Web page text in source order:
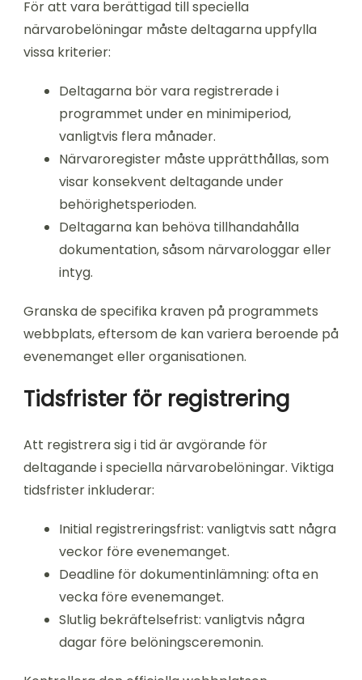
För att vara berättigad till speciella
närvarobelöningar måste deltagarna uppfylla
vissa kriterier:
Deltagarna bör vara registrerade i
programmet under en minimiperiod,
vanligtvis flera månader.
Närvaroregister måste upprätthållas, som
visar konsekvent deltagande under
behörighetsperioden.
Deltagarna kan behöva tillhandahålla
dokumentation, såsom närvarologgar eller
intyg.
Granska de specifika kraven på programmets
webbplats, eftersom de kan variera beroende på
evenemanget eller organisationen.
Tidsfrister för registrering
Att registrera sig i tid är avgörande för
deltagande i speciella närvarobelöningar. Viktiga
tidsfrister inkluderar:
Initial registreringsfrist: vanligtvis satt några
veckor före evenemanget.
Deadline för dokumentinlämning: ofta en
vecka före evenemanget.
Slutlig bekräftelsefrist: vanligtvis några
dagar före belöningsceremonin.